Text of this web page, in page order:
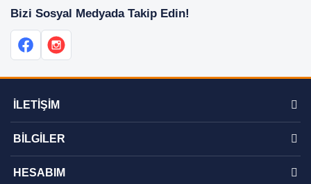
Bizi Sosyal Medyada Takip Edin!
İLETİŞİM
BİLGİLER
HESABIM